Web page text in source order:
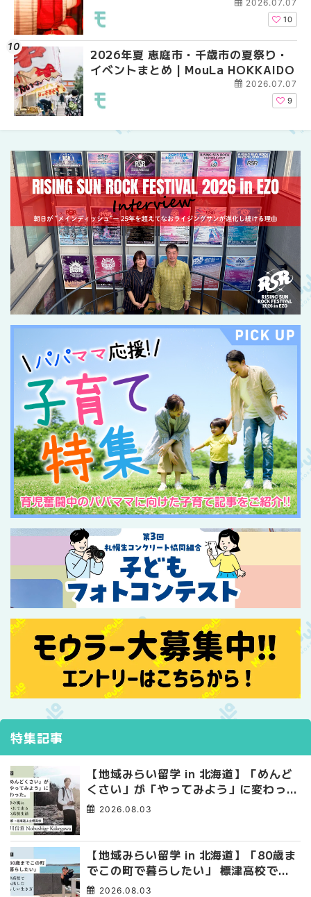
2026.07.07
10
2026年夏 恵庭市・千歳市の夏祭り・
イベントまとめ | MouLa HOKKAIDO
2026.07.07
9
札幌の麻辣湯（マーラ
め専門店9選！本場の
新店まで徹底比較 |
札幌の麻辣湯（マーラ
め専門店6選！本場の
新店まで徹底比較 |
特集記事
【地域みらい留学 in 北海道】「めんど
くさい」が「やってみよう」に変わっ
た。 十勝の風に吹かれて走る、僕の泥
2026.08.03
【地域みらい留学 in 北海道】「80歳ま
でこの町で暮らしたい」 標津高校で踏
み出した、私らしい生き方
2026.08.03